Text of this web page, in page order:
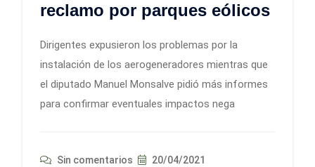
reclamo por parques eólicos
Dirigentes expusieron los problemas por la
instalación de los aerogeneradores mientras que
el diputado Manuel Monsalve pidió más informes
para confirmar eventuales impactos nega
Sin comentarios 20/04/2021